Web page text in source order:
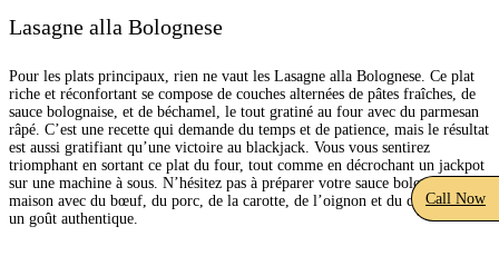
Lasagne alla Bolognese
Pour les plats principaux, rien ne vaut les Lasagne alla Bolognese. Ce plat
riche et réconfortant se compose de couches alternées de pâtes fraîches, de
sauce bolognaise, et de béchamel, le tout gratiné au four avec du parmesan
râpé. C’est une recette qui demande du temps et de patience, mais le résultat
est aussi gratifiant qu’une victoire au blackjack. Vous vous sentirez
triomphant en sortant ce plat du four, tout comme en décrochant un jackpot
sur une machine à sous. N’hésitez pas à préparer votre sauce bolognaise
maison avec du bœuf, du porc, de la carotte, de l’oignon et du céleri pour
un goût authentique.
Call Now